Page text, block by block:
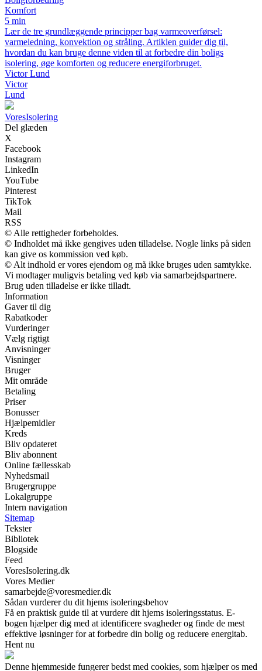
Komfort
5 min
Lær de tre grundlæggende principper bag varmeoverførsel:
varmeledning, konvektion og stråling. Artiklen guider dig til,
hvordan du kan bruge denne viden til at forbedre din boligs
isolering, øge komforten og reducere energiforbruget.
Victor Lund
Victor
Lund
VoresIsolering
Del glæden
X
Facebook
Instagram
LinkedIn
YouTube
Pinterest
TikTok
Mail
RSS
© Alle rettigheder forbeholdes.
© Indholdet må ikke gengives uden tilladelse. Nogle links på siden
kan give os kommission ved køb.
© Alt indhold er vores ejendom og må ikke bruges uden samtykke.
Vi modtager muligvis betaling ved køb via samarbejdspartnere.
Brug uden tilladelse er ikke tilladt.
Information
Gaver til dig
Rabatkoder
Vurderinger
Vælg rigtigt
Anvisninger
Visninger
Bruger
Mit område
Betaling
Priser
Bonusser
Hjælpemidler
Kreds
Bliv opdateret
Bliv abonnent
Online fællesskab
Nyhedsmail
Brugergruppe
Lokalgruppe
Intern navigation
Sitemap
Tekster
Bibliotek
Blogside
Feed
VoresIsolering.dk
Vores Medier
samarbejde@voresmedier.dk
Sådan vurderer du dit hjems isoleringsbehov
Få en praktisk guide til at vurdere dit hjems isoleringsstatus. E-
bogen hjælper dig med at identificere svagheder og finde de mest
effektive løsninger for at forbedre din bolig og reducere energitab.
Hent nu
Denne hjemmeside fungerer bedst med cookies, som hjælper os med